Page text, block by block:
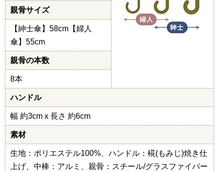
親骨サイズ
【紳士傘】58cm【婦人
傘】55cm
親骨の本数
8本
ハンドル
幅 約3cm x 長さ 約6cm
素材
生地：ポリエステル100%、ハンドル：椛(もみじ)焼き仕
上げ、中棒：アルミ、親骨：スチール/グラスファイバー